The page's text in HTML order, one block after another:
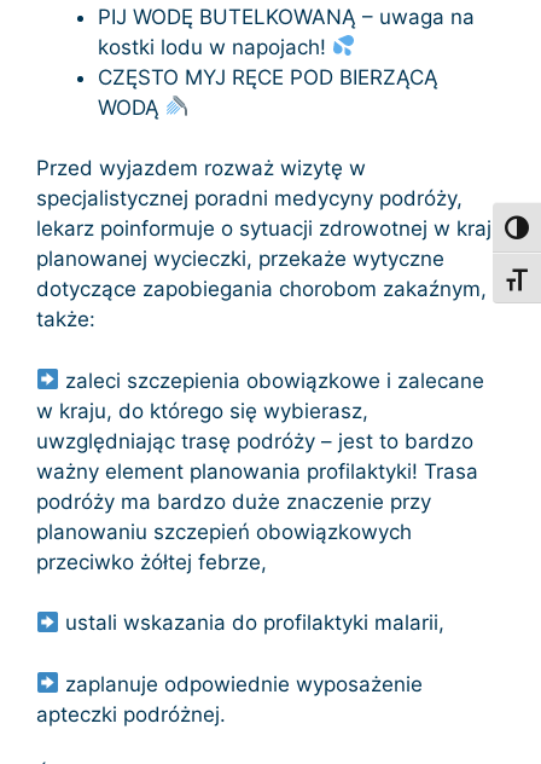
PIJ WODĘ BUTELKOWANĄ – uwaga na
kostki lodu w napojach!
CZĘSTO MYJ RĘCE POD BIERZĄCĄ
WODĄ
Przed wyjazdem rozważ wizytę w
specjalistycznej poradni medycyny podróży,
lekarz poinformuje o sytuacji zdrowotnej w kraju
planowanej wycieczki, przekaże wytyczne
dotyczące zapobiegania chorobom zakaźnym, a
także:
zaleci szczepienia obowiązkowe i zalecane
w kraju, do którego się wybierasz,
uwzględniając trasę podróży – jest to bardzo
ważny element planowania profilaktyki! Trasa
podróży ma bardzo duże znaczenie przy
planowaniu szczepień obowiązkowych
przeciwko żółtej febrze,
ustali wskazania do profilaktyki malarii,
zaplanuje odpowiednie wyposażenie
apteczki podróżnej.